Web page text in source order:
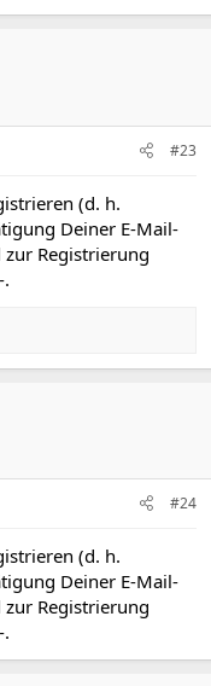
#23
(d. h.
Deiner E-Mail-
zur Registrierung
.
#24
(d. h.
Deiner E-Mail-
zur Registrierung
.